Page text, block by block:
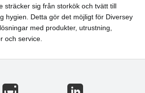
sträcker sig från storkök och tvätt till
hygien. Detta gör det möjligt för Diversey
med produkter, utrustning,
och service.